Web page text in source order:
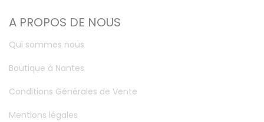
A PROPOS DE NOUS
Qui sommes nous
Boutique à Nantes
Conditions Générales de Vente
Mentions légales